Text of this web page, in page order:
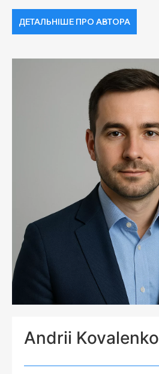
ДЕТАЛЬНІШЕ ПРО АВТОРА
Andrii Kovalenko